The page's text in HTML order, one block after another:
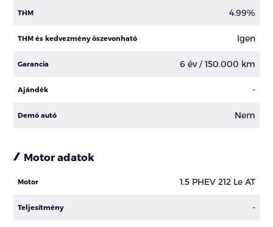
THM 4.99%
THM és kedvezmény öszevonható Igen
Garancia 6 év / 150.000 km
Ajándék -
Demó autó Nem
Motor adatok
Motor 1.5 PHEV 212 Le AT
Teljesítmény -